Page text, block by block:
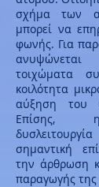
σχήμα των
μπορεί να
φωνής. Για
τοιχώματα
κοιλότητα
αύξηση του
Επίσης, η
σημαντική
την άρθρωση
παραγωγής της